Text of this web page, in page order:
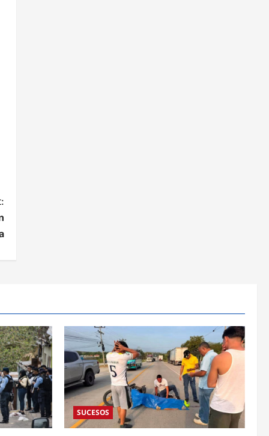
SUCESOS